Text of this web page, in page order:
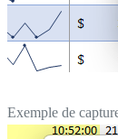
Exemple de